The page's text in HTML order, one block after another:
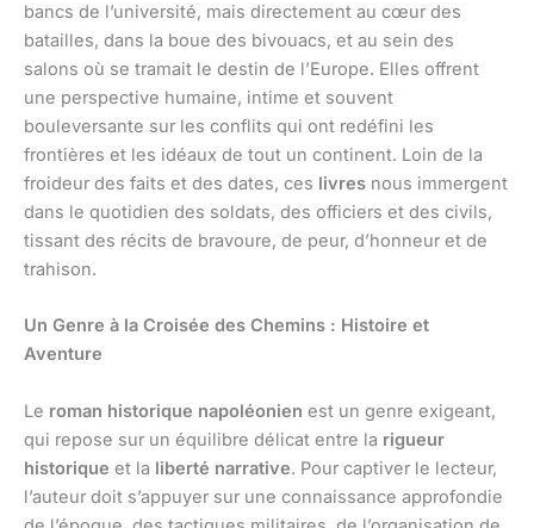
bancs de l’université, mais directement au cœur des
batailles, dans la boue des bivouacs, et au sein des
salons où se tramait le destin de l’Europe. Elles offrent
une perspective humaine, intime et souvent
bouleversante sur les conflits qui ont redéfini les
frontières et les idéaux de tout un continent. Loin de la
froideur des faits et des dates, ces livres nous immergent
dans le quotidien des soldats, des officiers et des civils,
tissant des récits de bravoure, de peur, d’honneur et de
trahison.
Un Genre à la Croisée des Chemins : Histoire et
Aventure
Le roman historique napoléonien est un genre exigeant,
qui repose sur un équilibre délicat entre la rigueur
historique et la liberté narrative. Pour captiver le lecteur,
l’auteur doit s’appuyer sur une connaissance approfondie